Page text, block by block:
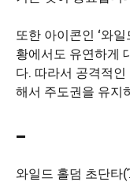
또한 아이콘인 ‘와
황에서도 유연하게
다. 따라서 공격적
해서 주도권을 유지
–
와일드 홀덤 초단타